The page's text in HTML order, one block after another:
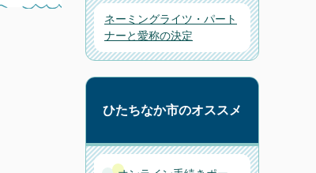
ネーミングライツ・パート
ナーと愛称の決定
ひたちなか市のオススメ